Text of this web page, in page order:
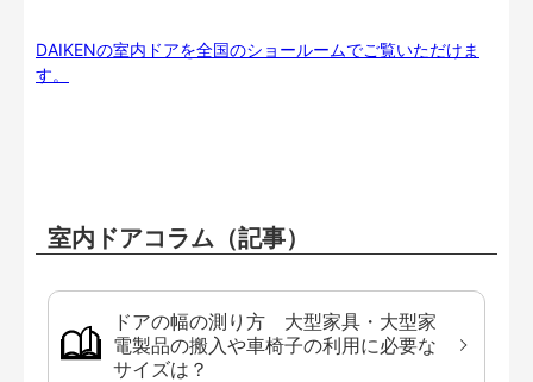
DAIKENの室内ドアを全国のショールームでご覧いただけま
す。
室内ドアコラム（記事）
ドアの幅の測り方 大型家具・大型家
電製品の搬入や車椅子の利用に必要な
サイズは？